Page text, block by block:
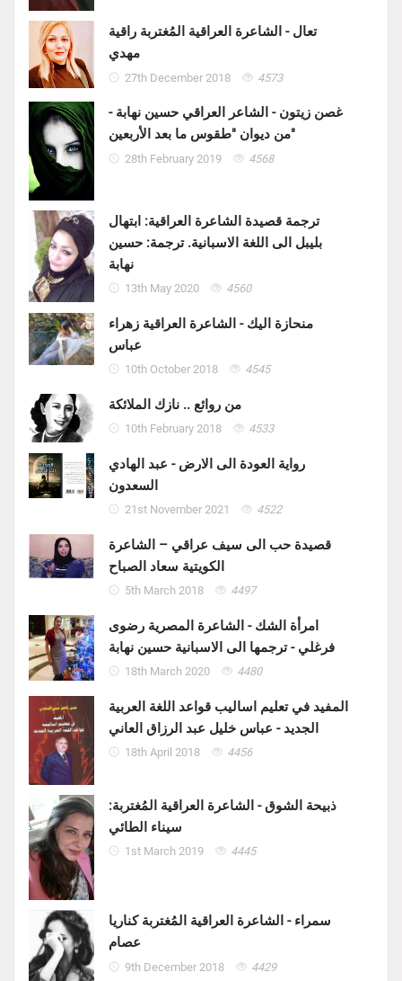
تعال - الشاعرة العراقية المُغتربة راقية
مهدي
27th December 2018 4573
غصن زيتون - الشاعر العراقي حسين نهابة -
من ديوان "طقوس ما بعد الأربعين"
28th February 2019 4568
ترجمة قصيدة الشاعرة العراقية: ابتهال
بليبل الى اللغة الاسبانية. ترجمة: حسين
نهابة
13th May 2020 4560
منحازة اليك - الشاعرة العراقية زهراء
عباس
10th October 2018 4545
من روائع .. نازك الملائكة
10th February 2018 4533
رواية العودة الى الارض - عبد الهادي
السعدون
21st November 2021 4522
قصيدة حب الى سيف عراقي – الشاعرة
الكويتية سعاد الصباح
5th March 2018 4497
امرأة الشك - الشاعرة المصرية رضوى
فرغلي - ترجمها الى الاسبانية حسين نهابة
18th March 2020 4480
المفيد في تعليم اساليب قواعد اللغة العربية
الجديد - عباس خليل عبد الرزاق العاني
18th April 2018 4456
ذبيحة الشوق - الشاعرة العراقية المُغتربة:
سيناء الطائي
1st March 2019 4445
سمراء - الشاعرة العراقية المُغتربة كناريا
عصام
9th December 2018 4429